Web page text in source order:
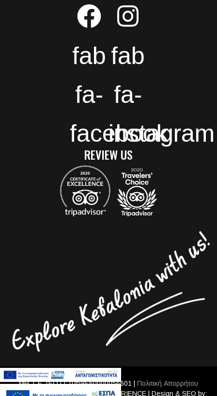
fab
fa-
facebook
fab
fa-
instagram
REVIEW US
ΜΗ.Τ.Ε. (ΕΟΤ): 0458Ε60000056601 | Πολιτική Απορρήτου
© 2020 AVGERINOS TRAVEL EXPERIENCE | Design & SEO by: